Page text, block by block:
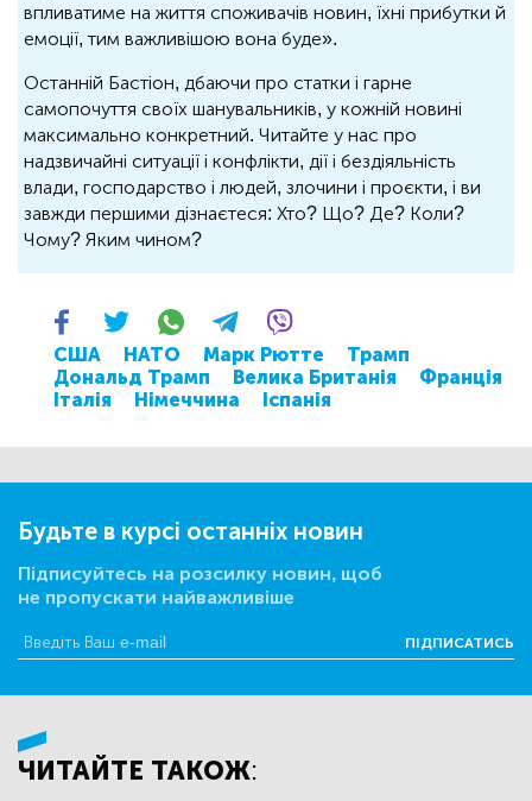
впливатиме на життя споживачів новин, їхні прибутки й
емоції, тим важливішою вона буде».
Останній Бастіон, дбаючи про статки і гарне
самопочуття своїх шанувальників, у кожній новині
максимально конкретний. Читайте у нас про
надзвичайні ситуації і конфлікти, дії і бездіяльність
влади, господарство і людей, злочини і проєкти, і ви
завжди першими дізнаєтеся: Хто? Що? Де? Коли?
Чому? Яким чином?
США НАТО Марк Рютте
Трамп
Дональд Трамп
Велика Британія
Франція
Італія
Німеччина Іспанія
Будьте в курсі останніх новин
Підписуйтесь на розсилку новин, щоб
не пропускати найважливіше
ПІДПИСАТИСЬ
ЧИТАЙТЕ ТАКОЖ: